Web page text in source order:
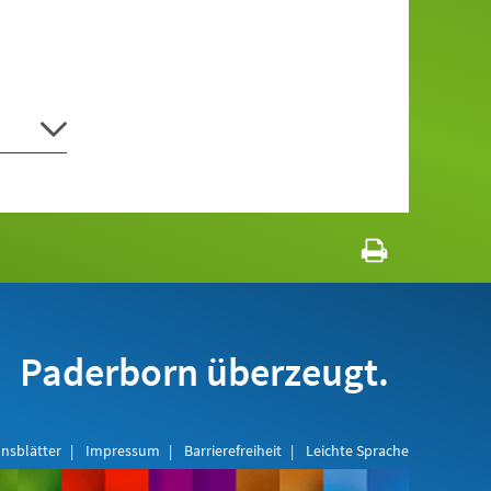
Paderborn überzeugt.
Impressum Barrierefreiheit Leichte Sprache